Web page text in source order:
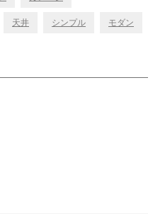
天井 シンプル モダン